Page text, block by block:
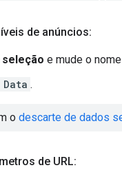
de anúncios:
seleção e mude o
.
o descarte de dados
de URL: